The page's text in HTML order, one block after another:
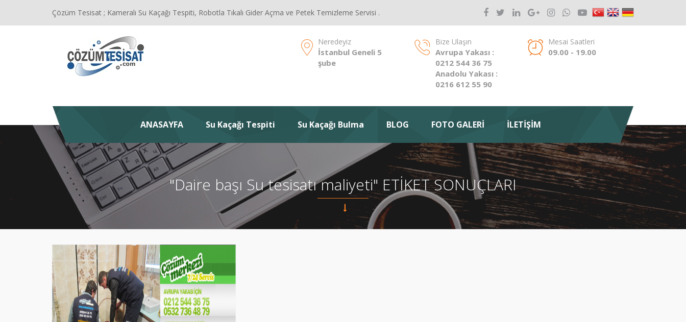
Çözüm Tesisat ; Kameralı Su Kaçağı Tespiti, Robotla Tıkalı Gider Açma ve Petek Temizleme Servisi .
Neredeyiz
İstanbul Geneli 5
şube
Bize Ulaşın
Avrupa Yakası :
0212 544 36 75
Anadolu Yakası :
0216 612 55 90
Mesai Saatleri
09.00 - 19.00
ANASAYFA Su Kaçağı Tespiti Su Kaçağı Bulma BLOG FOTO GALERİ İLETİŞİM
"Daire başı Su tesisatı maliyeti" ETİKET SONUÇLARI